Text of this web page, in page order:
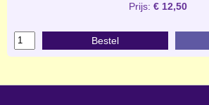
Prijs: € 12,50
Bestel